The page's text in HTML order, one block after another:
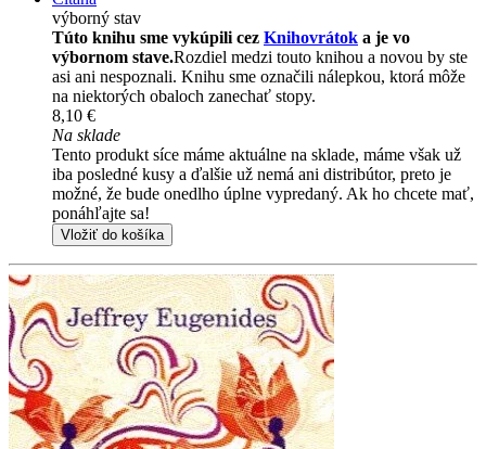
výborný stav
Túto knihu sme vykúpili cez Knihovrátok a je vo
výbornom stave.Rozdiel medzi touto knihou a novou by ste
asi ani nespoznali. Knihu sme označili nálepkou, ktorá môže
na niektorých obaloch zanechať stopy.
8,10 €
Na sklade
Tento produkt síce máme aktuálne na sklade, máme však už
iba posledné kusy a ďalšie už nemá ani distribútor, preto je
možné, že bude onedlho úplne vypredaný. Ak ho chcete mať,
ponáhľajte sa!
Vložiť do košíka